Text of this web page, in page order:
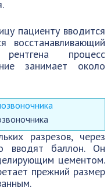
пациенту вводится
восстанавливающий
процесс
занимает около
разрезов, через
вводят баллон. Он
цементом.
прежний размер